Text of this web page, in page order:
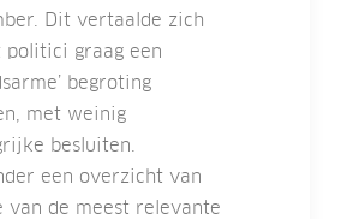
Dit vertaalde zich
politici graag een
begroting
met weinig
besluiten.
een overzicht van
van de meest relevante